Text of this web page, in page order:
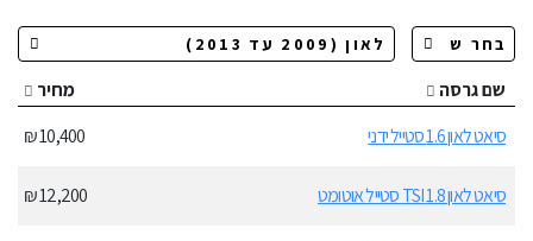
שם גרסה
מחיר
סיאט לאון 1.6 סטייל ידני
10,400 ₪
סיאט לאון 1.8 TSI סטייל אוטומט 12,200 ₪